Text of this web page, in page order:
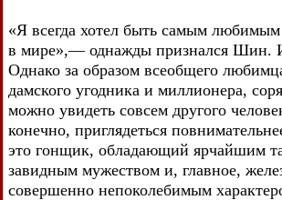
«Я всегда хотел быть самым
в мире»,— однажды признался Шин.
Однако за образом всеобщего
дамского угодника и миллионера,
можно увидеть совсем другого
конечно, приглядеться
это гонщик, обладающий ярчайшим
завидным мужеством и, главное,
совершенно непоколебимым